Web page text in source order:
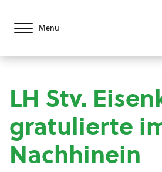
Menü
LH Stv.
gratulierte
Nachhinein